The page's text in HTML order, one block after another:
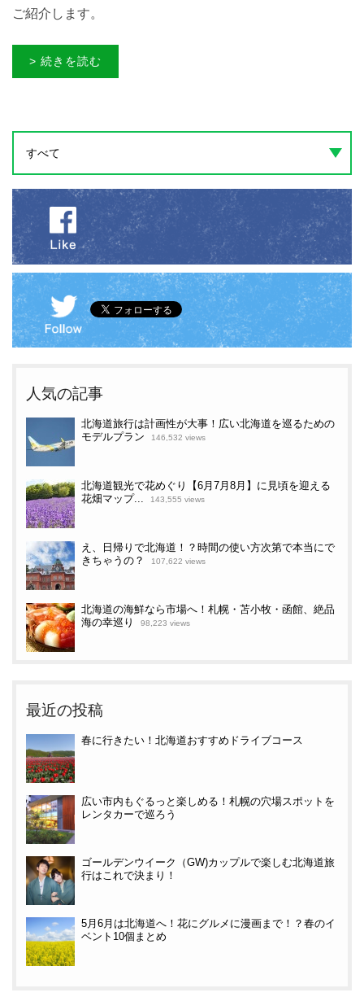
ご紹介します。
> 続きを読む
すべて
人気の記事
北海道旅行は計画性が大事！広い北海道を巡るための
モデルプラン
146,532 views
北海道観光で花めぐり【6月7月8月】に見頃を迎える
花畑マップ...
143,555 views
え、日帰りで北海道！？時間の使い方次第で本当にで
きちゃうの？
107,622 views
北海道の海鮮なら市場へ！札幌・苫小牧・函館、絶品
海の幸巡り
98,223 views
最近の投稿
春に行きたい！北海道おすすめドライブコース
広い市内もぐるっと楽しめる！札幌の穴場スポットを
レンタカーで巡ろう
ゴールデンウイーク（GW)カップルで楽しむ北海道旅
行はこれで決まり！
5月6月は北海道へ！花にグルメに漫画まで！？春のイ
ベント10個まとめ